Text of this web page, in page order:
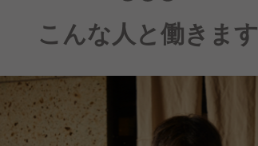
こんな人と働きます